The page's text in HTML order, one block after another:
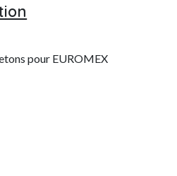
pour EUROMEX